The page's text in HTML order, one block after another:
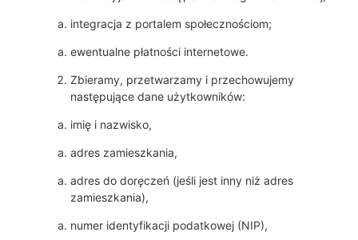
integracja z portalem społecznościom;
ewentualne płatności internetowe.
Zbieramy, przetwarzamy i przechowujemy
następujące dane użytkowników:
imię i nazwisko,
adres zamieszkania,
adres do doręczeń (jeśli jest inny niż adres
zamieszkania),
numer identyfikacji podatkowej (NIP),